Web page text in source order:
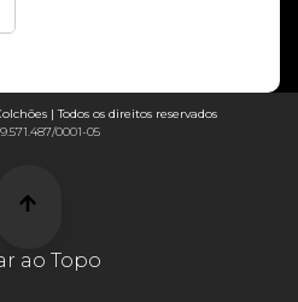
ao Topo
| Todos os direitos reservados
0001-05